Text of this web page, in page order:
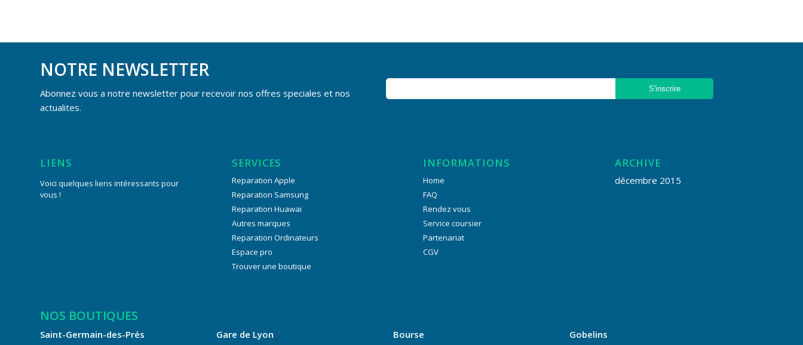
NOTRE NEWSLETTER
Abonnez vous a notre newsletter pour recevoir nos offres speciales et nos
actualites.
LIENS
Voici quelques liens intéressants pour
vous !
SERVICES
Reparation Apple
Reparation Samsung
Reparation Huawai
Autres marques
Reparation Ordinateurs
Espace pro
Trouver une boutique
INFORMATIONS
Home
FAQ
Rendez vous
Service coursier
Partenariat
CGV
ARCHIVE
décembre 2015
NOS BOUTIQUES
Saint-Germain-des-Prés Gare de Lyon Bourse Gobelins